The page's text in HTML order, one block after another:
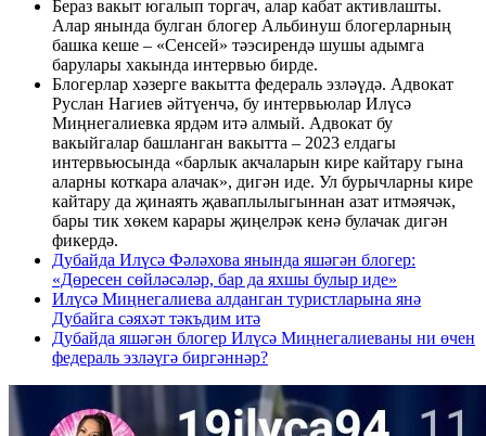
Бераз вакыт югалып торгач, алар кабат активлашты.
Алар янында булган блогер Альбинуш блогерларның
башка кеше – «Сенсей» тәэсирендә шушы адымга
барулары хакында интервью бирде.
Блогерлар хәзерге вакытта федераль эзләүдә. Адвокат
Руслан Нагиев әйтүенчә, бу интервьюлар Илүсә
Миңнегалиевка ярдәм итә алмый. Адвокат бу
вакыйгалар башланган вакытта – 2023 елдагы
интервьюсында «барлык акчаларын кире кайтару гына
аларны коткара алачак», дигән иде. Ул бурычларны кире
кайтару да җинаять җаваплылыгыннан азат итмәячәк,
бары тик хөкем карары җиңелрәк кенә булачак дигән
фикердә.
Дубайда Илүсә Фәләхова янында яшәгән блогер:
«Дөресен сөйләсәләр, бар да яхшы булыр иде»
Илүсә Миңнегалиева алданган туристларына янә
Дубайга сәяхәт тәкъдим итә
Дубайда яшәгән блогер Илүсә Миңнегалиеваны ни өчен
федераль эзләүгә биргәннәр?